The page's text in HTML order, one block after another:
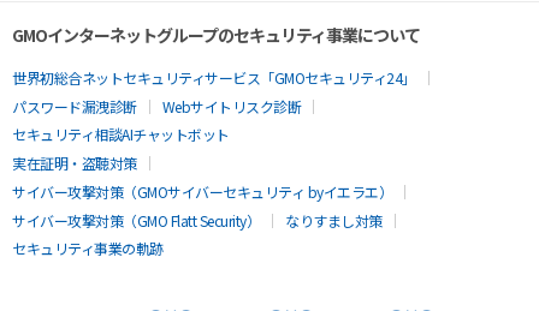
GMOインターネットグループのセキュリティ事業について
世界初総合ネットセキュリティサービス「GMOセキュリティ24」
パスワード漏洩診断
Webサイトリスク診断
セキュリティ相談AIチャットボット
実在証明・盗聴対策
サイバー攻撃対策（GMOサイバーセキュリティ byイエラエ）
サイバー攻撃対策（GMO Flatt Security）
なりすまし対策
セキュリティ事業の軌跡